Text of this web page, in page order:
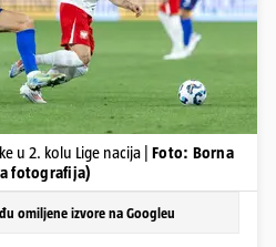
u 2. kolu Lige nacija | Foto: Borna
fotografija)
omiljene izvore na Googleu